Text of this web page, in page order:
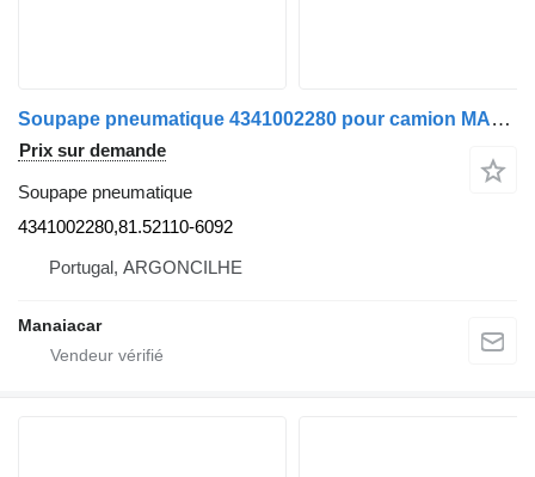
Soupape pneumatique 4341002280 pour camion MAN TGA | 00
Prix sur demande
Soupape pneumatique
4341002280,81.52110-6092
Portugal, ARGONCILHE
Manaiacar